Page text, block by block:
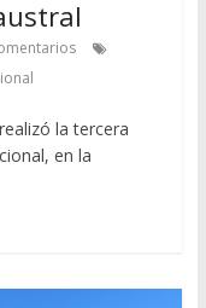
la tercera
en la